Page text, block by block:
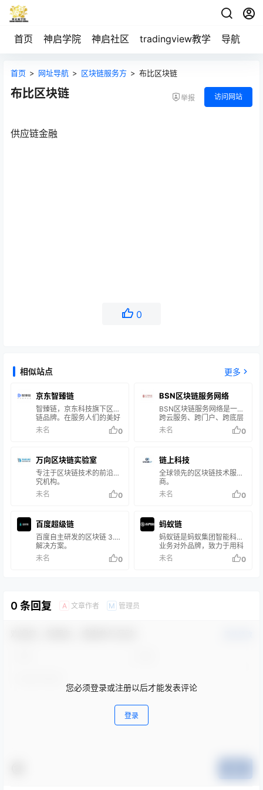
首页 神启学院 神启社区 tradingview教学 导航
首页 > 网址导航 > 区块链服务方 > 布比区块链
布比区块链 举报 访问网站
供应链金融
0
相似站点 更多
京东智臻链
智臻链，京东科技旗下区块
链品牌。在服务人们的美好
生活初衷的指引下，智臻链
一如既往地以客户需求为驱
服务于产业互联网的连接
器，让全球数据及价值安
全、迅捷、公平地流动，实
现共建、共治、共享的良性
生态。
未名 0
BSN区块链服务网络
BSN区块链服务网络是一个
跨云服务、跨门户、跨底层
框架，用于部署和运行区块
链应用的全球性公共基础设
未名 0
万向区块链实验室
专注于区块链技术的前沿研
究机构。
未名
0
链上科技
全球领先的区块链技术服务
商。
未名
0
百度超级链
百度自主研发的区块链 3.0
解决方案。
未名
0
蚂蚁链
蚂蚁链是蚂蚁集团智能科技
业务对外品牌，致力于用科
技链接信任。 通过融合交叉
区块链、AIoT、数据分析和
未名 0
0 条回复 A 文章作者 M 管理员
您必须登录或注册以后才能发表评论
登录